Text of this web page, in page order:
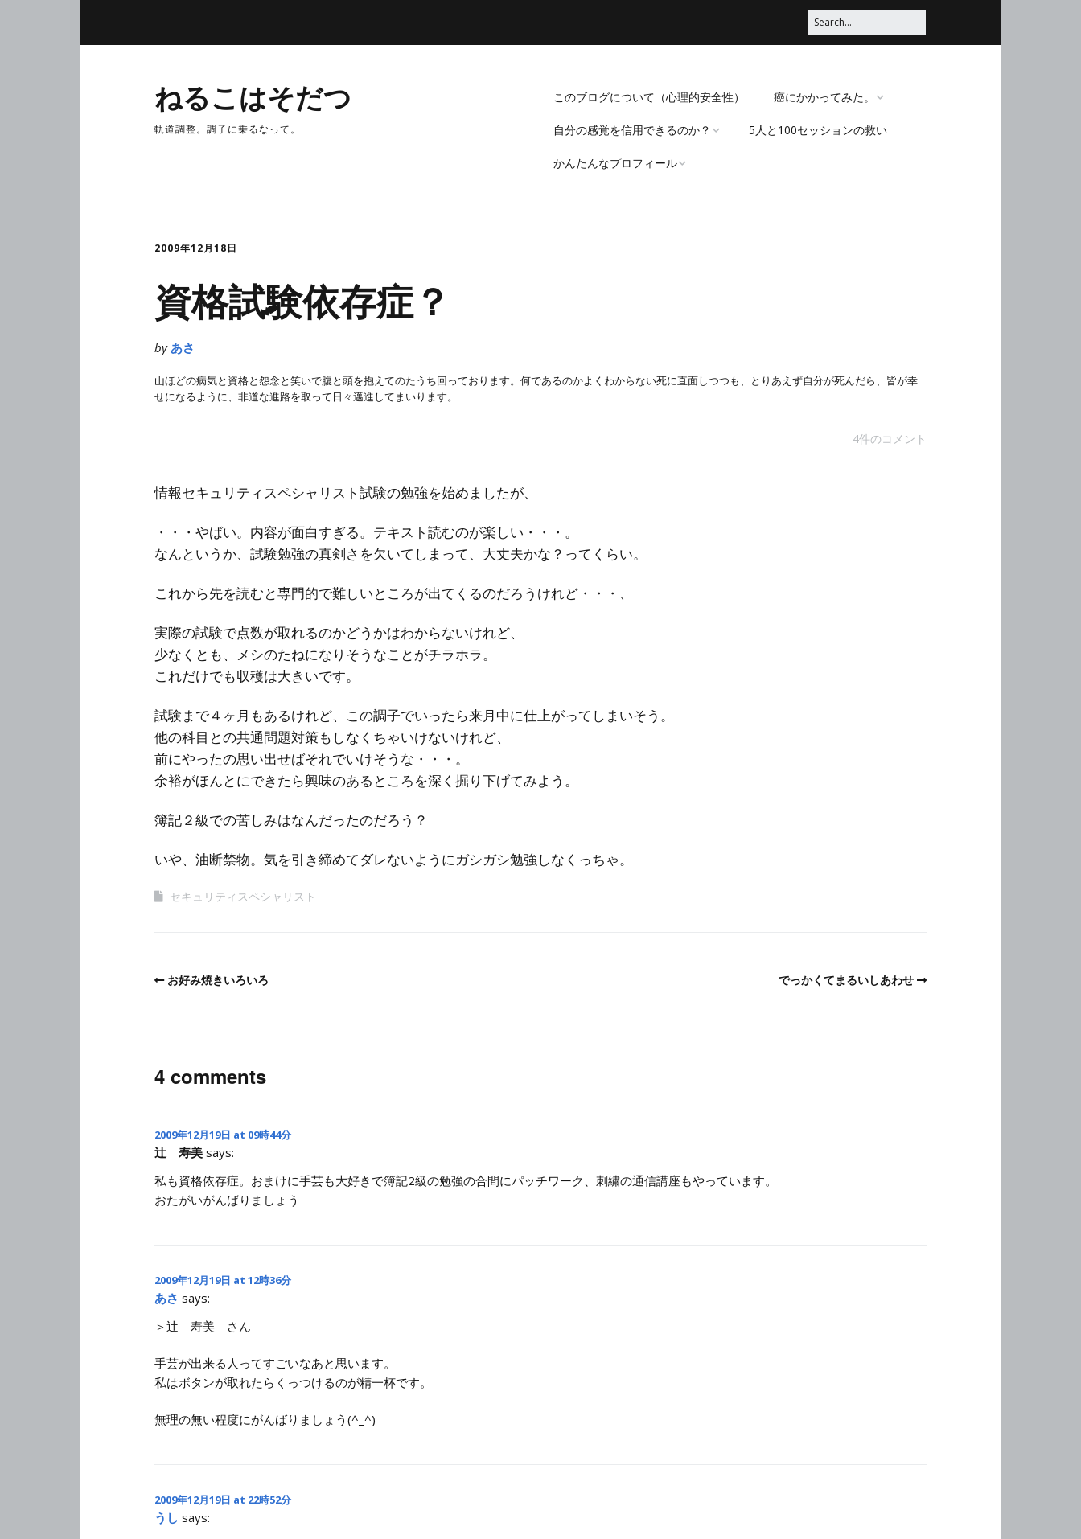
ねるこはそだつ
軌道調整。調子に乗るなって。
このブログについて（心理的安全性） 癌にかかってみた。
脳みそほじくられてみ
自分の感覚を信用できるのか？
「死にたい」と思うことについ
5人と100セッションの救い
かんたんなプロフィール
2009年12月18日
資格試験依存症？
by あさ
山ほどの病気と資格と怨念と笑いで腹と頭を抱えてのたうち回っております。何であるのかよくわからない死に直面しつつも、とりあえず自分が死んだら、皆が幸
せになるように、非道な進路を取って日々邁進してまいります。
4件のコメント
情報セキュリティスペシャリスト試験の勉強を始めましたが、
・・・やばい。内容が面白すぎる。テキスト読むのが楽しい・・・。
なんというか、試験勉強の真剣さを欠いてしまって、大丈夫かな？ってくらい。
これから先を読むと専門的で難しいところが出てくるのだろうけれど・・・、
実際の試験で点数が取れるのかどうかはわからないけれど、
少なくとも、メシのたねになりそうなことがチラホラ。
これだけでも収穫は大きいです。
試験まで４ヶ月もあるけれど、この調子でいったら来月中に仕上がってしまいそう。
他の科目との共通問題対策もしなくちゃいけないけれど、
前にやったの思い出せばそれでいけそうな・・・。
余裕がほんとにできたら興味のあるところを深く掘り下げてみよう。
簿記２級での苦しみはなんだったのだろう？
いや、油断禁物。気を引き締めてダレないようにガシガシ勉強しなくっちゃ。
セキュリティスペシャリスト
お好み焼きいろいろ でっかくてまるいしあわせ
4 comments
2009年12月19日 at 09時44分
辻 寿美 says:
私も資格依存症。おまけに手芸も大好きで簿記2級の勉強の合間にパッチワーク、刺繍の通信講座もやっています。
おたがいがんばりましょう
2009年12月19日 at 12時36分
あさ says:
＞辻 寿美 さん
手芸が出来る人ってすごいなあと思います。
私はボタンが取れたらくっつけるのが精一杯です。
無理の無い程度にがんばりましょう(^_^)
2009年12月19日 at 22時52分
うし says: